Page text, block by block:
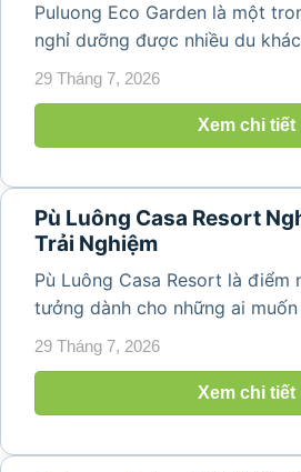
Puluong Eco Garden là một
nghỉ dưỡng được nhiều du
Khu bảo tồn thiên nhiên Pù
bật với không gian xanh mát,
thiên nhiên cùng tầm nhìn
29 Tháng 7, 2026
Xem chi tiết
Pù Luông Casa Resort
Trải Nghiệm
Pù Luông Casa Resort là điểm
tưởng dành cho những ai muốn
nhiên và tận hưởng bầu không
hữu vị trí đẹp với tầm...
29 Tháng 7, 2026
Xem chi tiết